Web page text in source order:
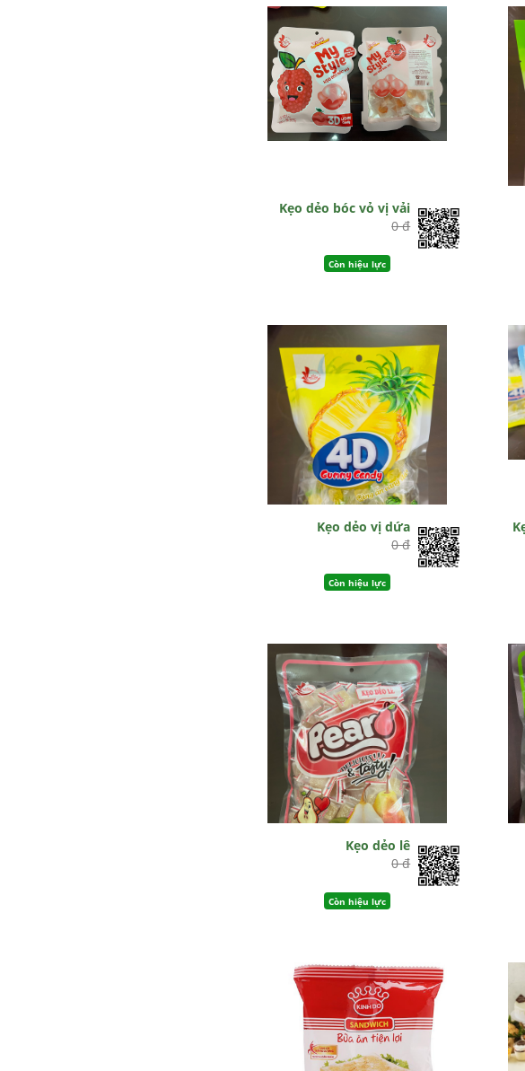
Kẹo dẻo bóc vỏ vị vải
0 đ
Còn hiệu lực
Kẹo dẻo vị dứa
0 đ
Còn hiệu lực
Kẹo dẻo lê
0 đ
Còn hiệu lực